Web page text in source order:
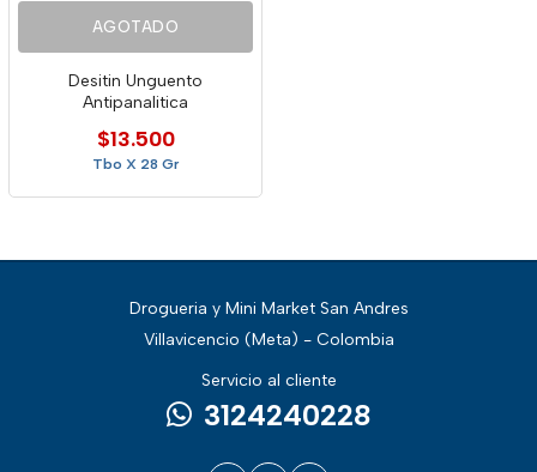
AGOTADO
Desitin Unguento
Antipanalitica
$13.500
Tbo X 28 Gr
Drogueria y Mini Market San Andres
Villavicencio (Meta) - Colombia
Servicio al cliente
3124240228